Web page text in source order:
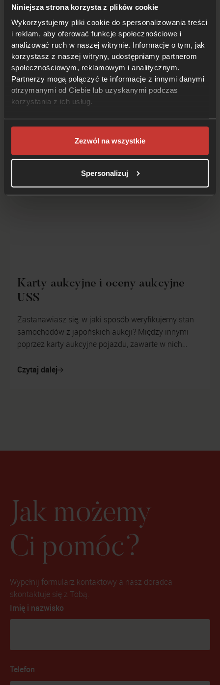
Niniejsza strona korzysta z plików cookie
Wykorzystujemy pliki cookie do spersonalizowania treści
i reklam, aby oferować funkcje społecznościowe i
analizować ruch w naszej witrynie. Informacje o tym, jak
korzystasz z naszej witryny, udostępniamy partnerom
społecznościowym, reklamowym i analitycznym.
Partnerzy mogą połączyć te informacje z innymi danymi
otrzymanymi od Ciebie lub uzyskanymi podczas
korzystania z ich usług.
Zezwól na wszystkie
Spersonalizuj
Toyota Supra czy Nissan Skyline
GT-R?
Toyota Supra vs Nissan GTR – w które auto lepiej
zainwestować? Na to pytanie nie ma jednoznacznej
odpowiedzi. Oba modele, a konkretnie Supra IV oraz
GTR R34, urosły przez lata do r...
Czytaj dalej
Karty aukcyjne i oceny aukcyjne
USS
Zastanawiasz się, w jaki sposób weryfikujemy stan
samochodów z japońskich aukcji? Między innymi
poprzez karty aukcyjne pojazdu, zawarte w nich
Czytaj dalej
Jak możemy
Ci pomóc?
Wypełnij formularz kontaktowy a nasz doradca
skontaktuje się z Tobą.
Imię i nazwisko
Telefon